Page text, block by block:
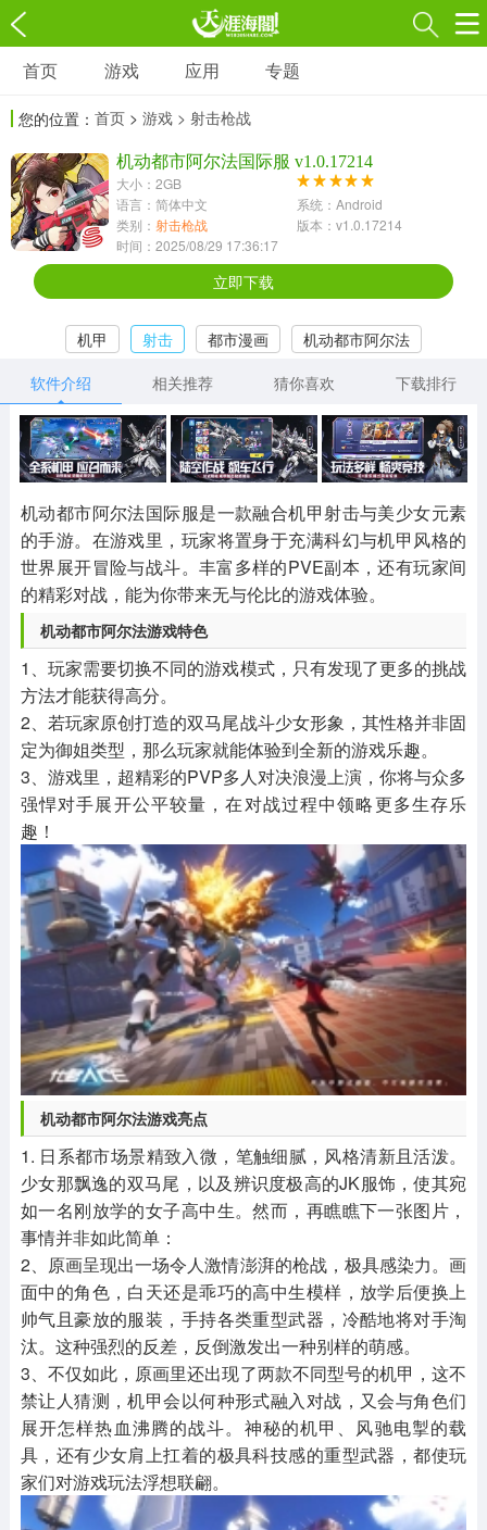
游戏
3697款应用
1597款应用
1789款应用
休闲益智
13387款应用
2196款应用
冒险解谜
1072款应用
418款应用
568款应用
音乐舞蹈
269款应用
2716款应用
515款应用
1654款应用
515款应用
1056款应用
首页 游戏 应用 专题
您的位置： 首页 > 游戏 > 射击枪战
机动都市阿尔法国际服 v1.0.17214
大小：2GB
语言：简体中文
系统：Android
类别： 射击枪战
版本：v1.0.17214
时间：2025/08/29 17:36:17
立即下载
机甲 射击 都市漫画
机动都市阿尔法
软件介绍
相关推荐 猜你喜欢 下载排行
机动都市阿尔法国际服是一款融合机甲射击与美少女元素
的手游。在游戏里，玩家将置身于充满科幻与机甲风格的
世界展开冒险与战斗。丰富多样的PVE副本，还有玩家间
的精彩对战，能为你带来无与伦比的游戏体验。
机动都市阿尔法游戏特色
1、玩家需要切换不同的游戏模式，只有发现了更多的挑战
方法才能获得高分。
2、若玩家原创打造的双马尾战斗少女形象，其性格并非固
定为御姐类型，那么玩家就能体验到全新的游戏乐趣。
3、游戏里，超精彩的PVP多人对决浪漫上演，你将与众多
强悍对手展开公平较量，在对战过程中领略更多生存乐
趣！
机动都市阿尔法游戏亮点
1. 日系都市场景精致入微，笔触细腻，风格清新且活泼。
少女那飘逸的双马尾，以及辨识度极高的JK服饰，使其宛
如一名刚放学的女子高中生。然而，再瞧瞧下一张图片，
事情并非如此简单：
2、原画呈现出一场令人激情澎湃的枪战，极具感染力。画
面中的角色，白天还是乖巧的高中生模样，放学后便换上
帅气且豪放的服装，手持各类重型武器，冷酷地将对手淘
汰。这种强烈的反差，反倒激发出一种别样的萌感。
3、不仅如此，原画里还出现了两款不同型号的机甲，这不
禁让人猜测，机甲会以何种形式融入对战，又会与角色们
展开怎样热血沸腾的战斗。神秘的机甲、风驰电掣的载
具，还有少女肩上扛着的极具科技感的重型武器，都使玩
家们对游戏玩法浮想联翩。